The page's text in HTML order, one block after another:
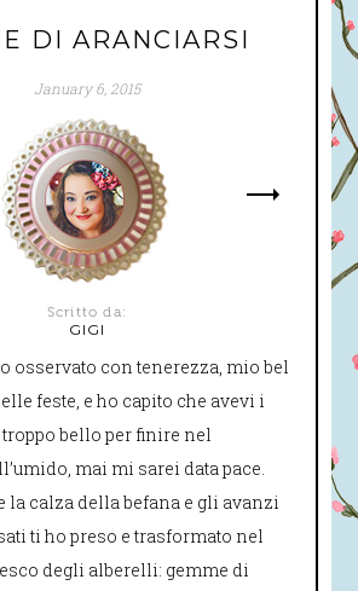
COLLABORAZIONI
DI ARANCIARSI
January 6, 2015
Scritto da:
GIGI
osservato con tenerezza, mio bel
feste, e ho capito che avevi i
bello per finire nel
mai mi sarei data pace.
la calza della befana e gli avanzi
ti ho preso e trasformato nel
degli alberelli: gemme di